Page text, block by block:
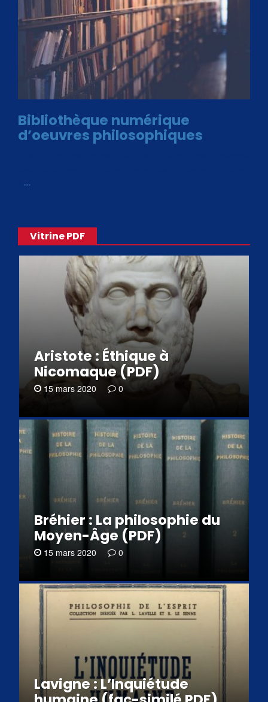
Bibliothèque numérique
d’oeuvres philosophiques
…
Vitrine PDF
Aristote : Éthique à
Nicomaque (PDF)
15 mars 2020 0
Bréhier : La philosophie du
Moyen-Âge (PDF)
15 mars 2020 0
Lavigne : L’Inquiétude